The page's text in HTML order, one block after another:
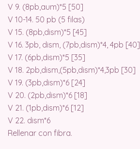
V 9. (8pb,aum)*5 [50]
V 10-14. 50 pb (5 filas)
V 15. (8pb,dism)*5 [45]
V 16. 3pb, dism, (7pb,dism)*4, 4pb [40]
V 17. (6pb,dism)*5 [35]
V 18. 2pb,dism,(5pb,dism)*4,3pb [30]
V 19. (3pb,dism)*6 [24]
V 20. (2pb,dism)*6 [18]
V 21. (1pb,dism)*6 [12]
V 22. dism*6
Rellenar con fibra.